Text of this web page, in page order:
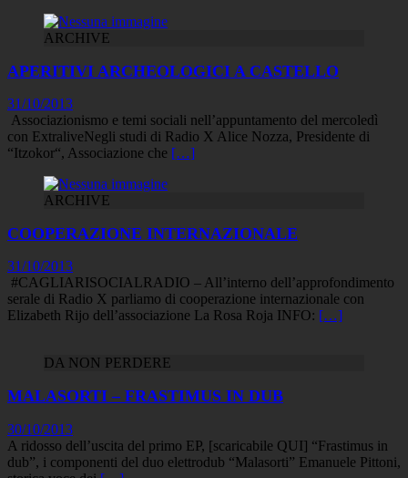
ARCHIVE
APERITIVI ARCHEOLOGICI A CASTELLO
31/10/2013
Associazionismo e temi sociali nell’appuntamento del mercoledì
con ExtraliveNegli studi di Radio X Alice Nozza, Presidente di
“Itzokor“, Associazione che […]
ARCHIVE
COOPERAZIONE INTERNAZIONALE
31/10/2013
#CAGLIARISOCIALRADIO – All’interno dell’approfondimento
serale di Radio X parliamo di cooperazione internazionale con
Elizabeth Rijo dell’associazione La Rosa Roja INFO: […]
DA NON PERDERE
MALASORTI – FRASTIMUS IN DUB
30/10/2013
A ridosso dell’uscita del primo EP, [scaricabile QUI] “Frastimus in
dub”, i componenti del duo elettrodub “Malasorti” Emanuele Pittoni,